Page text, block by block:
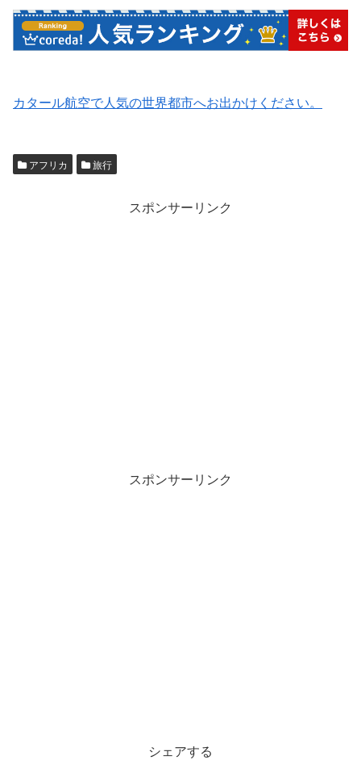
カタール航空で人気の世界都市へお出かけください。
アフリカ 旅行
スポンサーリンク
スポンサーリンク
シェアする